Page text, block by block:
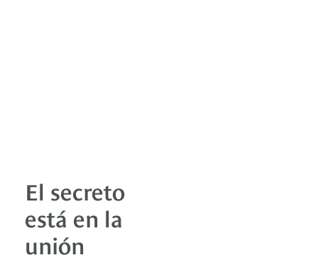
El secreto
está en la
unión